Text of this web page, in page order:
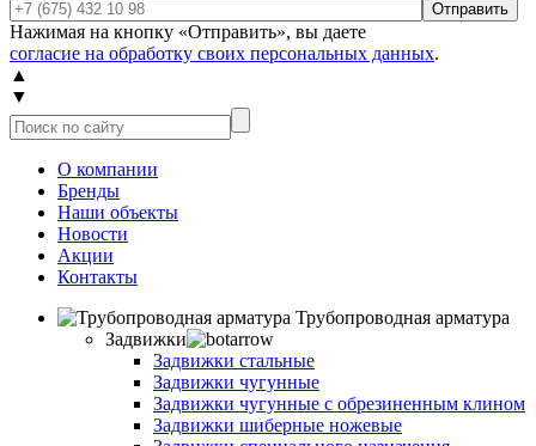
Отправить
Нажимая на кнопку «Отправить», вы даете
согласие на обработку своих персональных данных.
▲
▼
О компании
Бренды
Наши объекты
Новости
Акции
Контакты
Трубопроводная арматура
Задвижки
Задвижки стальные
Задвижки чугунные
Задвижки чугунные с обрезиненным клином
Задвижки шиберные ножевые